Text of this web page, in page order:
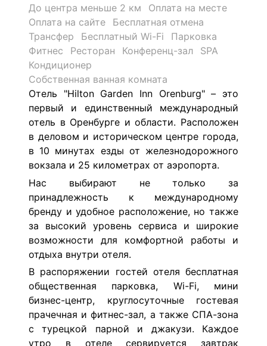
До центра меньше 2 км
Оплата на месте
Оплата на сайте
Бесплатная отмена
Трансфер
Бесплатный Wi-Fi
Парковка
Фитнес
Ресторан Конференц-зал
SPA
Кондиционер
Собственная ванная комната
Отель "Hilton Garden Inn Orenburg" – это
первый и единственный международный
отель в Оренбурге и области. Расположен
в деловом и историческом центре города,
в 10 минутах езды от железнодорожного
вокзала и 25 километрах от аэропорта.
Нас выбирают не только за
принадлежность к международному
бренду и удобное расположение, но также
за высокий уровень сервиса и широкие
возможности для комфортной работы и
отдыха внутри отеля.
В распоряжении гостей отеля бесплатная
общественная парковка, Wi-Fi, мини
бизнес-центр, круглосуточные гостевая
прачечная и фитнес-зал, а также СПА-зона
с турецкой парной и джакузи. Каждое
утро в отеле сервируется завтрак